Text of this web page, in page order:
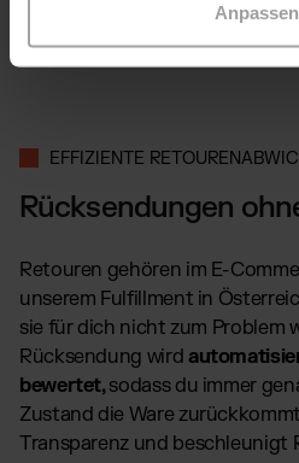
Anpassen
EFFIZIENTE
Rücksendungen
Retouren gehören im E-
unserem Fulfillment in
sie für dich nicht zum Problem
Rücksendung wird
bewertet,sodass du immer
Zustand die Ware
Transparenz und beschleunigt